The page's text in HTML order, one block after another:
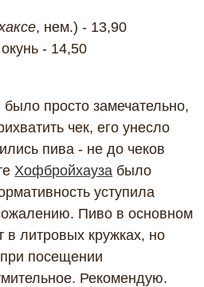
, нем.) - 13,90
- 14,50
просто замечательно,
чек, его унесло
пива - не до чеков
Хофбройхауза было
уступила
Пиво в основном
в литровых кружках, но
посещении
Рекомендую.